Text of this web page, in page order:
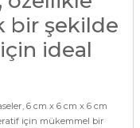
bir şekilde
ideal
6 cm x 6 cm x 6 cm
için mükemmel bir